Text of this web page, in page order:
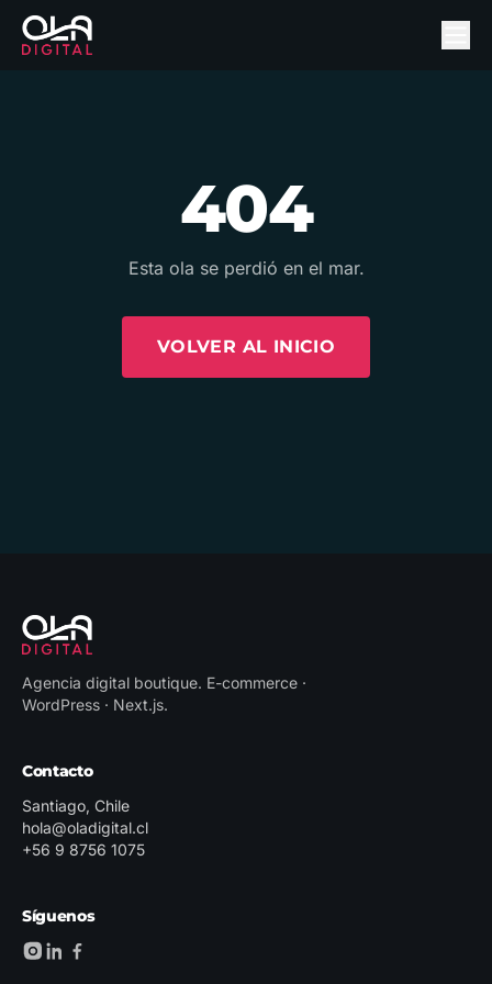
404
Esta ola se perdió en el mar.
VOLVER AL INICIO
Agencia digital boutique. E-commerce ·
WordPress · Next.js.
Contacto
Santiago, Chile
hola@oladigital.cl
+56 9 8756 1075
Síguenos